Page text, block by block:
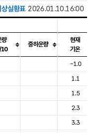
실황표 2026.01.10.16:00
, 바람, 기압등을 안내한 표입
량
10
중하운량
현재
기온
-1.0
1.1
1.5
2.3
3.3